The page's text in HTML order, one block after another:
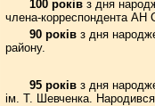
100 роківз дня
члена-корреспондента АН
90 роківз дня
району.
95 роківз дня
ім. Т. Шевченка.